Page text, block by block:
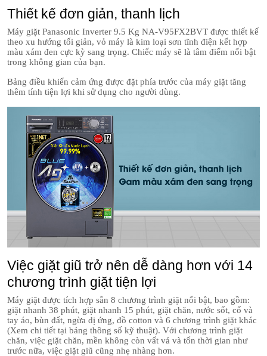
Thiết kế đơn giản, thanh lịch
Máy giặt Panasonic Inverter 9.5 Kg NA-V95FX2BVT được thiết kế
theo xu hướng tối giản, vỏ máy là kim loại sơn tĩnh điện kết hợp
màu xám đen cực kỳ sang trọng. Chiếc máy sẽ là tâm điểm nổi bật
trong không gian của bạn.
Bảng điều khiển cảm ứng được đặt phía trước của máy giặt tăng
thêm tính tiện lợi khi sử dụng cho người dùng.
Việc giặt giũ trở nên dễ dàng hơn với 14
chương trình giặt tiện lợi
Máy giặt được tích hợp sẵn 8 chương trình giặt nổi bật, bao gồm:
giặt nhanh 38 phút, giặt nhanh 15 phút, giặt chăn, nước sốt, cổ và
tay áo, bùn đất, ngừa dị ứng, đồ cotton và 6 chương trình giặt khác
(Xem chi tiết tại bảng thông số kỹ thuật). Với chương trình giặt
chăn, việc giặt chăn, mền không còn vất vả và tốn thời gian như
trước nữa, việc giặt giũ cũng nhẹ nhàng hơn.